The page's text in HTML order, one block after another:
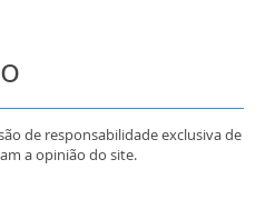
de responsabilidade exclusiva de
a opinião do site.